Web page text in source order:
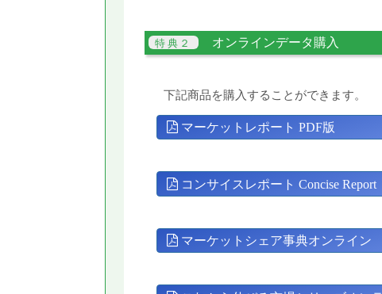
オンラインデータ購入
下記商品を購入することができます。
マーケットレポート PDF版
コンサイスレポート Concise Report
マーケットシェア事典オンライン